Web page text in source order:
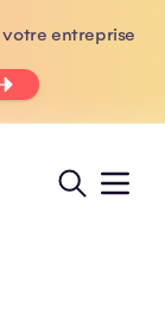
votre entreprise